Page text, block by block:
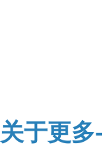
关于更多-